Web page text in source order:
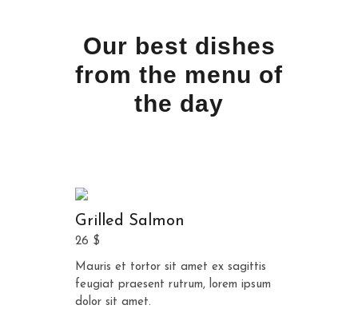
Our best dishes
from the menu of
the day
Grilled Salmon
26 $
Mauris et tortor sit amet ex sagittis
feugiat praesent rutrum, lorem ipsum
dolor sit amet.